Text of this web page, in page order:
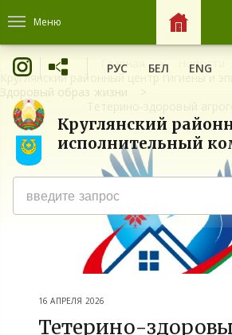
Меню
Круглянский
исполнительный
РУС БЕЛ ENG
Главная
Новости
Круглянский районный центр гигиены и
Здоровый образ жизни
16 АПРЕЛЯ 2026
Тетерино-